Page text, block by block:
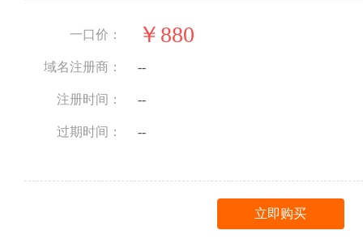
一口价： ￥880
域名注册商： --
注册时间： --
过期时间： --